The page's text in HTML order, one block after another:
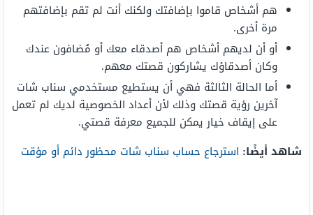
هم أشخاص قاموا بإضافتك ولكنك أنت لم تقم بإضافتهم
مرة أخرى.
أو أن لديهم أشخاص هم أصدقاء معك أو مُضافون عندك
وكان أصدقاؤك يشاركون قصتك معهم.
أما الحالة الثالثة فهي أن يستطيع مستخدمي سناب شات
آخرين رؤية قصتك وذلك لأن أعداد الخصوصية لديك لم تعمل
على إيقاف خيار يمكن للجميع معرفة قصتي.
شاهد أيضًا: استرجاع حساب سناب شات محظور دائم أو مؤقت